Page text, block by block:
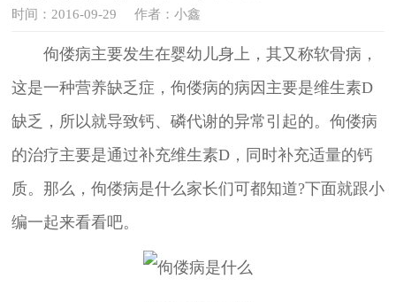
时间：2016-09-29 作者：小鑫
佝偻病主要发生在婴幼儿身上，其又称软骨病，
这是一种营养缺乏症，佝偻病的病因主要是维生素D
缺乏，所以就导致钙、磷代谢的异常引起的。佝偻病
的治疗主要是通过补充维生素D，同时补充适量的钙
质。那么，佝偻病是什么家长们可都知道?下面就跟小
编一起来看看吧。